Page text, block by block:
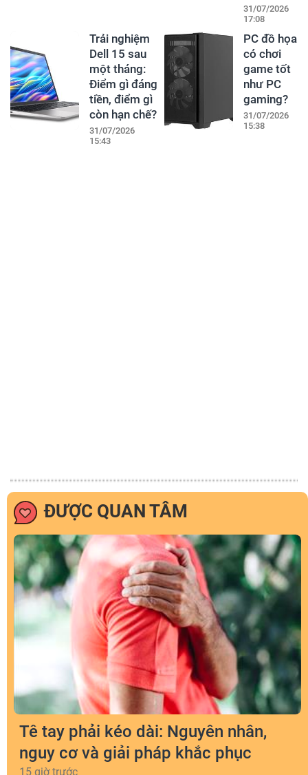
31/07/2026
17:08
Trải nghiệm
Dell 15 sau
một tháng:
Điểm gì đáng
tiền, điểm gì
còn hạn chế?
31/07/2026
15:43
PC đồ họa
có chơi
game tốt
như PC
gaming?
31/07/2026
15:38
ĐƯỢC QUAN TÂM
Tê tay phải kéo dài: Nguyên nhân,
nguy cơ và giải pháp khắc phục
15 giờ trước